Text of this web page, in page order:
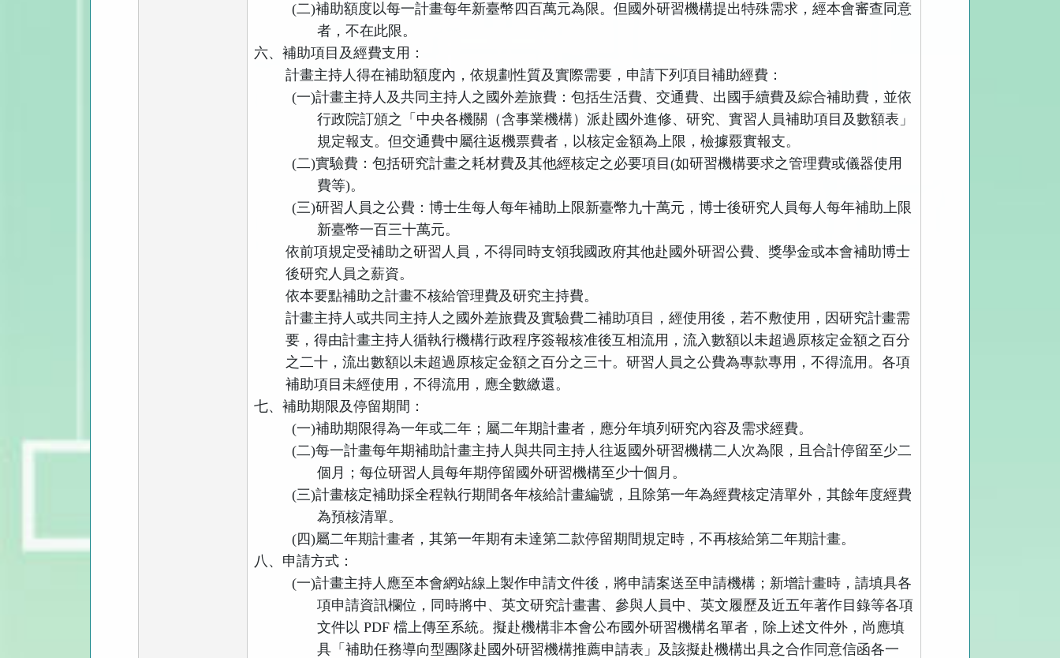
(二)補助額度以每一計畫每年新臺幣四百萬元為限。但國外研習機構提出特殊需求，經本會審查同意
者，不在此限。
六、補助項目及經費支用：
計畫主持人得在補助額度內，依規劃性質及實際需要，申請下列項目補助經費：
(一)計畫主持人及共同主持人之國外差旅費：包括生活費、交通費、出國手續費及綜合補助費，並依
行政院訂頒之「中央各機關（含事業機構）派赴國外進修、研究、實習人員補助項目及數額表」
規定報支。但交通費中屬往返機票費者，以核定金額為上限，檢據覈實報支。
(二)實驗費：包括研究計畫之耗材費及其他經核定之必要項目(如研習機構要求之管理費或儀器使用
費等)。
(三)研習人員之公費：博士生每人每年補助上限新臺幣九十萬元，博士後研究人員每人每年補助上限
新臺幣一百三十萬元。
依前項規定受補助之研習人員，不得同時支領我國政府其他赴國外研習公費、獎學金或本會補助博士
後研究人員之薪資。
依本要點補助之計畫不核給管理費及研究主持費。
計畫主持人或共同主持人之國外差旅費及實驗費二補助項目，經使用後，若不敷使用，因研究計畫需
要，得由計畫主持人循執行機構行政程序簽報核准後互相流用，流入數額以未超過原核定金額之百分
之二十，流出數額以未超過原核定金額之百分之三十。研習人員之公費為專款專用，不得流用。各項
補助項目未經使用，不得流用，應全數繳還。
七、補助期限及停留期間：
(一)補助期限得為一年或二年；屬二年期計畫者，應分年填列研究內容及需求經費。
(二)每一計畫每年期補助計畫主持人與共同主持人往返國外研習機構二人次為限，且合計停留至少二
個月；每位研習人員每年期停留國外研習機構至少十個月。
(三)計畫核定補助採全程執行期間各年核給計畫編號，且除第一年為經費核定清單外，其餘年度經費
為預核清單。
(四)屬二年期計畫者，其第一年期有未達第二款停留期間規定時，不再核給第二年期計畫。
八、申請方式：
(一)計畫主持人應至本會網站線上製作申請文件後，將申請案送至申請機構；新增計畫時，請填具各
項申請資訊欄位，同時將中、英文研究計畫書、參與人員中、英文履歷及近五年著作目錄等各項
文件以 PDF檔上傳至系統。擬赴機構非本會公布國外研習機構名單者，除上述文件外，尚應填
具「補助任務導向型團隊赴國外研習機構推薦申請表」及該擬赴機構出具之合作同意信函各一